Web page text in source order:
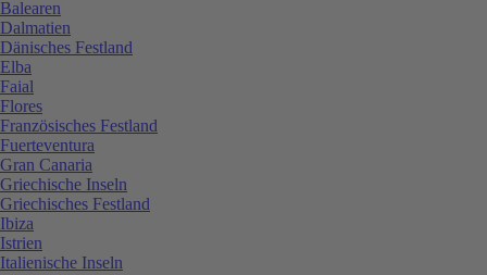
Balearen
Dalmatien
Dänisches Festland
Elba
Faial
Flores
Französisches Festland
Fuerteventura
Gran Canaria
Griechische Inseln
Griechisches Festland
Ibiza
Istrien
Italienische Inseln